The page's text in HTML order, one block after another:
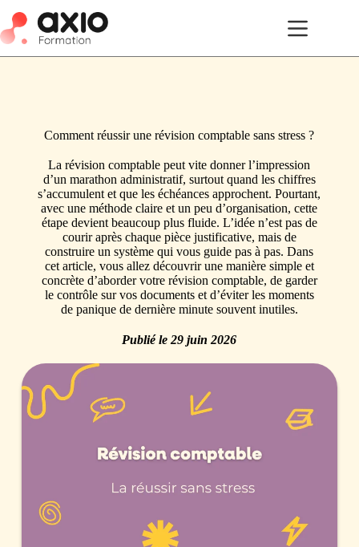
Comment réussir une révision comptable sans stress ?
La révision comptable peut vite donner l’impression
d’un marathon administratif, surtout quand les chiffres
s’accumulent et que les échéances approchent. Pourtant,
avec une méthode claire et un peu d’organisation, cette
étape devient beaucoup plus fluide. L’idée n’est pas de
courir après chaque pièce justificative, mais de
construire un système qui vous guide pas à pas. Dans
cet article, vous allez découvrir une manière simple et
concrète d’aborder votre révision comptable, de garder
le contrôle sur vos documents et d’éviter les moments
de panique de dernière minute souvent inutiles.
Publié le29 juin 2026